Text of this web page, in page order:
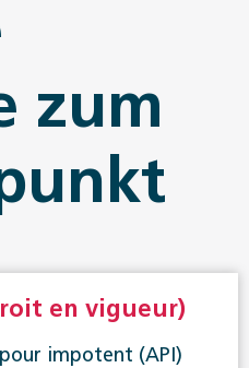
zum
en vigueur)
impotent (API)